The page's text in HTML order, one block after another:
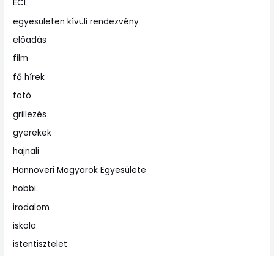
ECL
egyesületen kívüli rendezvény
elöadás
film
fő hírek
fotó
grillezés
gyerekek
hajnali
Hannoveri Magyarok Egyesülete
hobbi
irodalom
iskola
istentisztelet